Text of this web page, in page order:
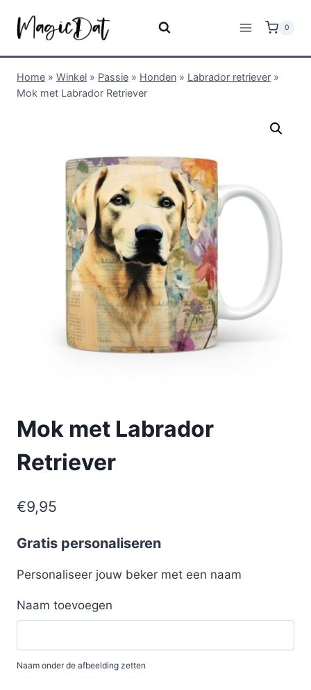
0
Home » Winkel » Passie » Honden » Labrador retriever »
Mok met Labrador Retriever
Mok met Labrador
Retriever
€9,95
Gratis personaliseren
Personaliseer jouw beker met een naam
Naam toevoegen
Naam onder de afbeelding zetten